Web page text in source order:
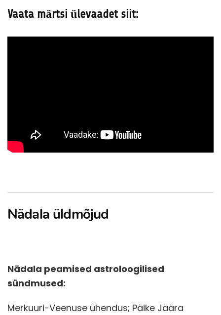
Vaata märtsi ülevaadet siit:
Nädala üldmõjud
Nädala peamised astroloogilised
sündmused:
Merkuuri-Veenuse ühendus; Päike Jäära